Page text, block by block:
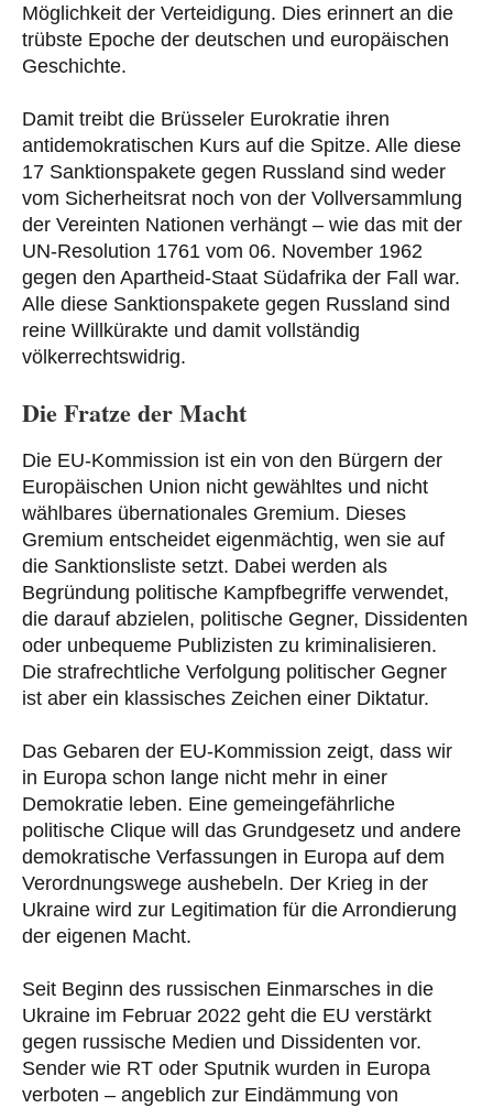
Möglichkeit der Verteidigung. Dies erinnert an die
trübste Epoche der deutschen und europäischen
Geschichte.
Damit treibt die Brüsseler Eurokratie ihren
antidemokratischen Kurs auf die Spitze. Alle diese
17 Sanktionspakete gegen Russland sind weder
vom Sicherheitsrat noch von der Vollversammlung
der Vereinten Nationen verhängt – wie das mit der
UN-Resolution 1761 vom 06. November 1962
gegen den Apartheid-Staat Südafrika der Fall war.
Alle diese Sanktionspakete gegen Russland sind
reine Willkürakte und damit vollständig
völkerrechtswidrig.
Die Fratze der Macht
Die EU-Kommission ist ein von den Bürgern der
Europäischen Union nicht gewähltes und nicht
wählbares übernationales Gremium. Dieses
Gremium entscheidet eigenmächtig, wen sie auf
die Sanktionsliste setzt. Dabei werden als
Begründung politische Kampfbegriffe verwendet,
die darauf abzielen, politische Gegner, Dissidenten
oder unbequeme Publizisten zu kriminalisieren.
Die strafrechtliche Verfolgung politischer Gegner
ist aber ein klassisches Zeichen einer Diktatur.
Das Gebaren der EU-Kommission zeigt, dass wir
in Europa schon lange nicht mehr in einer
Demokratie leben. Eine gemeingefährliche
politische Clique will das Grundgesetz und andere
demokratische Verfassungen in Europa auf dem
Verordnungswege aushebeln. Der Krieg in der
Ukraine wird zur Legitimation für die Arrondierung
der eigenen Macht.
Seit Beginn des russischen Einmarsches in die
Ukraine im Februar 2022 geht die EU verstärkt
gegen russische Medien und Dissidenten vor.
Sender wie RT oder Sputnik wurden in Europa
verboten – angeblich zur Eindämmung von